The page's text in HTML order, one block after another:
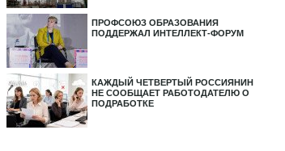
ПРОФСОЮЗ ОБРАЗОВАНИЯ
ПОДДЕРЖАЛ ИНТЕЛЛЕКТ-ФОРУМ
КАЖДЫЙ ЧЕТВЕРТЫЙ РОССИЯНИН
НЕ СООБЩАЕТ РАБОТОДАТЕЛЮ О
ПОДРАБОТКЕ